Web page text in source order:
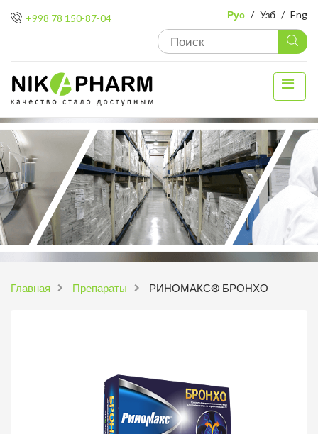
+998 78 150-87-04 Рус / Узб / Eng
Главная Препараты РИНОМАКС® БРОНХО